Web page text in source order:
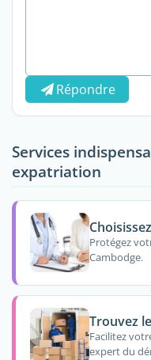
Répondre
Services
expatriation
Protégez
Cambodge.
Trouvez
Facilitez
expert du